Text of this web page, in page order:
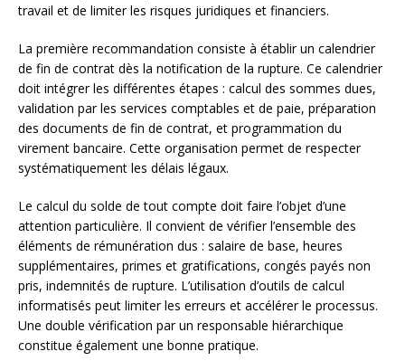
travail et de limiter les risques juridiques et financiers.
La première recommandation consiste à établir un calendrier
de fin de contrat dès la notification de la rupture. Ce calendrier
doit intégrer les différentes étapes : calcul des sommes dues,
validation par les services comptables et de paie, préparation
des documents de fin de contrat, et programmation du
virement bancaire. Cette organisation permet de respecter
systématiquement les délais légaux.
Le calcul du solde de tout compte doit faire l’objet d’une
attention particulière. Il convient de vérifier l’ensemble des
éléments de rémunération dus : salaire de base, heures
supplémentaires, primes et gratifications, congés payés non
pris, indemnités de rupture. L’utilisation d’outils de calcul
informatisés peut limiter les erreurs et accélérer le processus.
Une double vérification par un responsable hiérarchique
constitue également une bonne pratique.